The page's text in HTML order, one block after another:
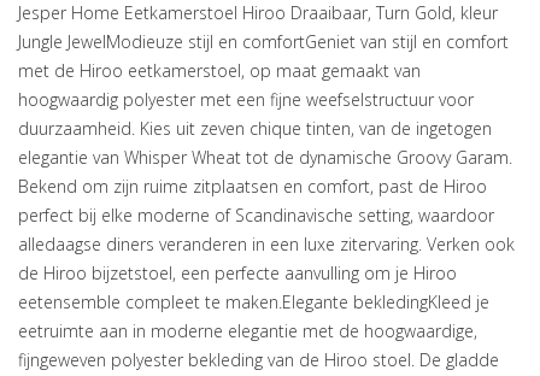
Jesper Home Eetkamerstoel Hiroo Draaibaar, Turn Gold, kleur
Jungle JewelModieuze stijl en comfortGeniet van stijl en comfort
met de Hiroo eetkamerstoel, op maat gemaakt van
hoogwaardig polyester met een fijne weefselstructuur voor
duurzaamheid. Kies uit zeven chique tinten, van de ingetogen
elegantie van Whisper Wheat tot de dynamische Groovy Garam.
Bekend om zijn ruime zitplaatsen en comfort, past de Hiroo
perfect bij elke moderne of Scandinavische setting, waardoor
alledaagse diners veranderen in een luxe zitervaring. Verken ook
de Hiroo bijzetstoel, een perfecte aanvulling om je Hiroo
eetensemble compleet te maken.Elegante bekledingKleed je
eetruimte aan in moderne elegantie met de hoogwaardige,
fijngeweven polyester bekleding van de Hiroo stoel. De gladde